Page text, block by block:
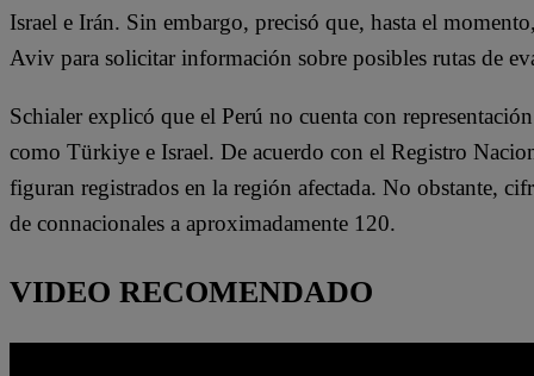
Israel e Irán. Sin embargo, precisó que, hasta el
Aviv para solicitar información sobre posibles rutas de
Schialer explicó que el Perú no cuenta con
como Türkiye e Israel. De acuerdo con el Registro
figuran registrados en la región afectada. No obstante,
de connacionales a aproximadamente 120.
VIDEO RECOMENDADO